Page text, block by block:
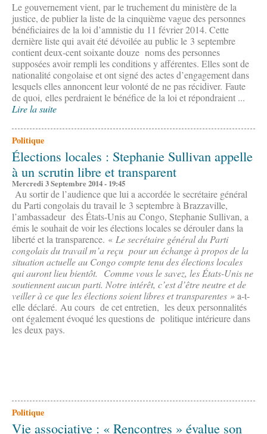
Le gouvernement vient, par le truchement du ministère de la
justice, de publier la liste de la cinquième vague des personnes
bénéficiaires de la loi d’amnistie du 11 février 2014. Cette
dernière liste qui avait été dévoilée au public le 3 septembre
contient deux-cent soixante douze noms des personnes
supposées avoir rempli les conditions y afférentes. Elles sont de
nationalité congolaise et ont signé des actes d’engagement dans
lesquels elles annoncent leur volonté de ne pas récidiver. Faute
de quoi, elles perdraient le bénéfice de la loi et répondraient ...
Lire la suite
Politique
Élections locales : Stephanie Sullivan appelle
à un scrutin libre et transparent
Mercredi 3 Septembre 2014 - 19:45
Au sortir de l’audience que lui a accordée le secrétaire général
du Parti congolais du travail le 3 septembre à Brazzaville,
l’ambassadeur des États-Unis au Congo, Stephanie Sullivan, a
émis le souhait de voir les élections locales se dérouler dans la
liberté et la transparence. « Le secrétaire général du Parti
congolais du travail m’a reçu pour un échange à propos de la
situation actuelle au Congo compte tenu des élections locales
qui auront lieu bientôt.
Comme vous le savez, les États-Unis ne
soutiennent aucun parti. Notre intérêt, c’est d’être neutre et de
veiller à ce que les élections soient libres et transparentes »a-t-
elle déclaré. Au cours de cet entretien, les deux personnalités
ont également évoqué les questions de politique intérieure dans
les deux pays.
Politique
Vie associative : « Rencontres » évalue son